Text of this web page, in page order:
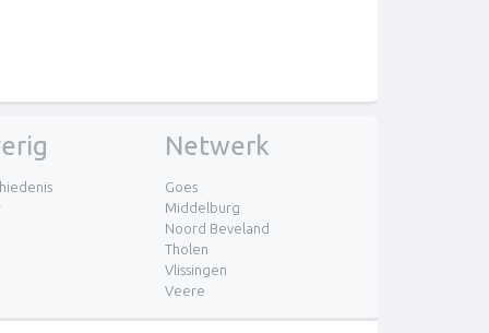
Netwerk
Goes
Middelburg
Noord Beveland
Tholen
Vlissingen
Veere